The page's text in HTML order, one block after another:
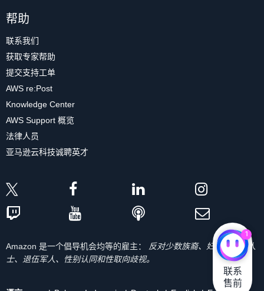
帮助
联系我们
获取专家帮助
提交支持工单
AWS re:Post
Knowledge Center
AWS Support 概览
法律人员
亚马逊云科技诚聘英才
Amazon 是一个倡导机会均等的雇主：
反对少数族裔、妇女、残疾人
士、退伍军人、性别认同和性取向歧视。
1
联系
售前